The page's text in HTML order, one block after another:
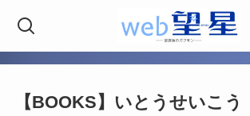
【BOOKS】いとうせいこう